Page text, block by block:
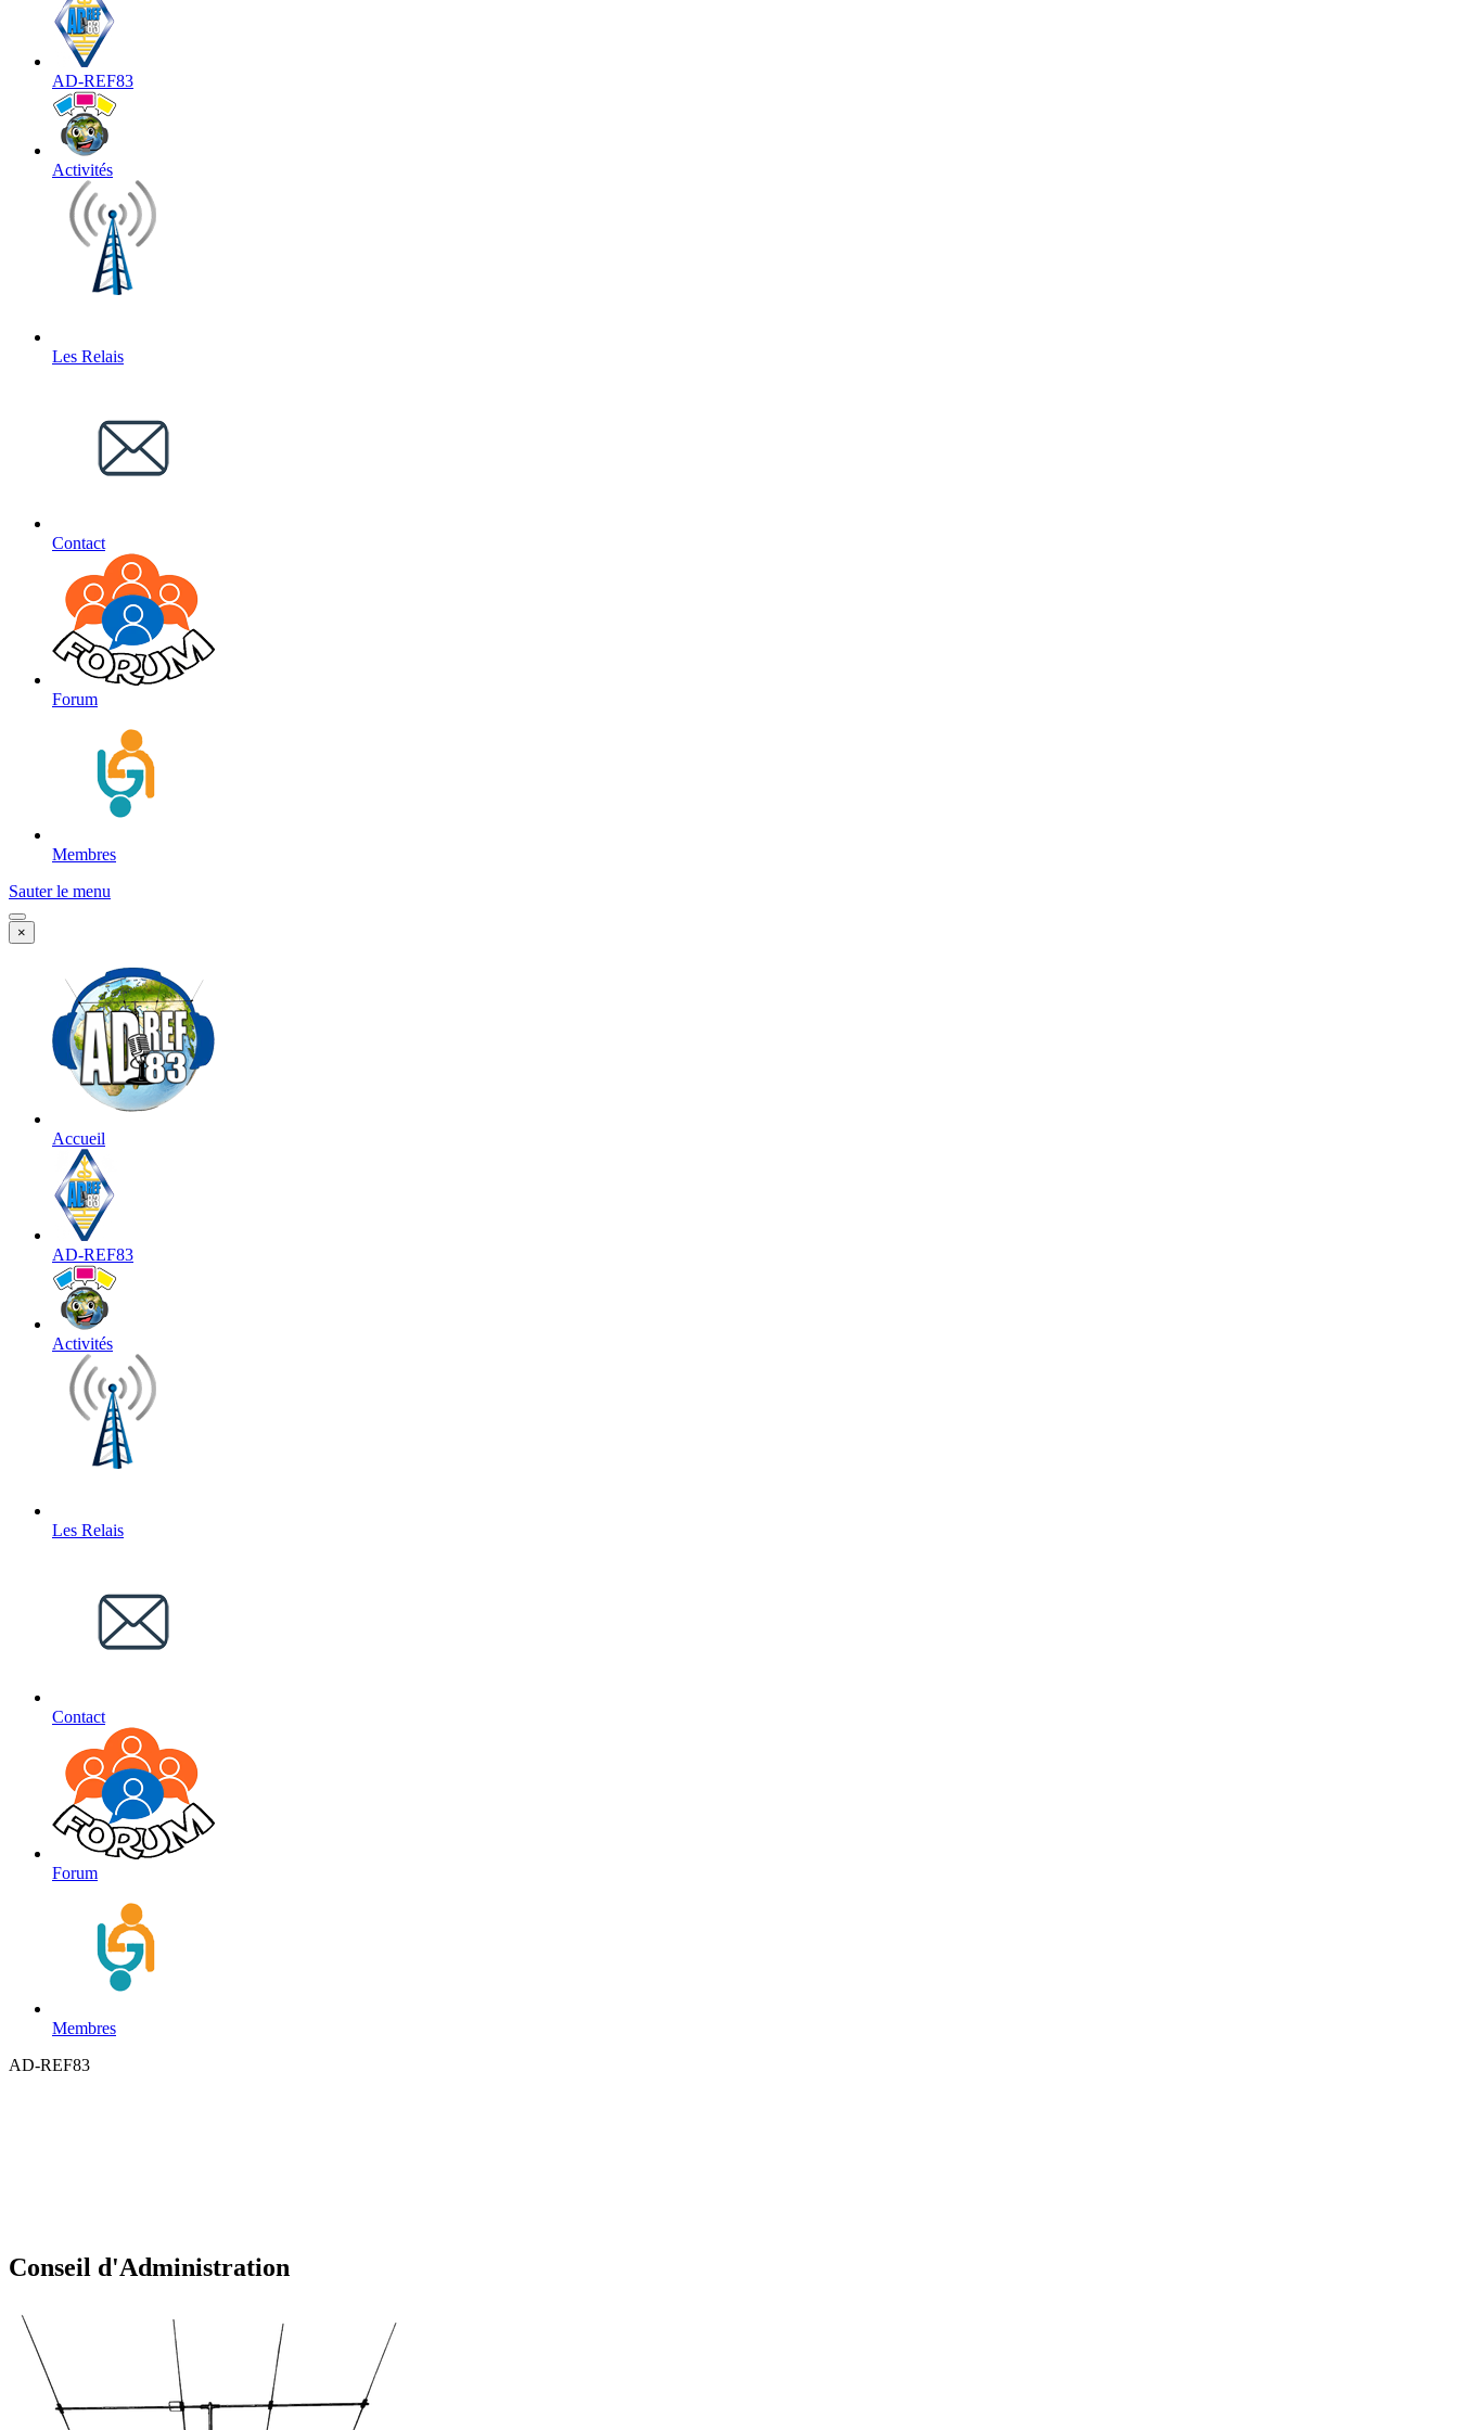
AD-REF83
Activités
Les Relais
Contact
Forum
Membres
Sauter le menu
×
Accueil
AD-REF83
Activités
Les Relais
Contact
Forum
Membres
AD-REF83
Conseil d'Administration